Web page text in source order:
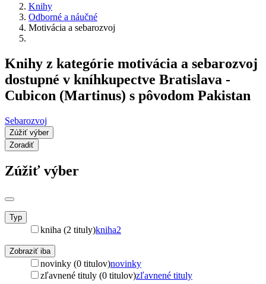
Knihy
Odborné a náučné
Motivácia a sebarozvoj
Knihy z kategórie motivácia a sebarozvoj
dostupné v kníhkupectve Bratislava -
Cubicon (Martinus) s pôvodom Pakistan
Sebarozvoj
Zúžiť výber
Zoradiť
Zúžiť výber
Typ
kniha (2 tituly)kniha2
Zobraziť iba
novinky (0 titulov)novinky
zľavnené tituly (0 titulov)zľavnené tituly